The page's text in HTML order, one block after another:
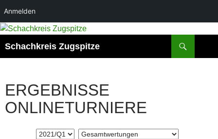
Anmelden
Zum
springen
Schachkreis Zugspitze
ERGEBNISSE
ONLINETURNIERE